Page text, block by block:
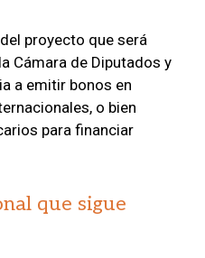
proyecto que será
Cámara de Diputados y
a emitir bonos en
o bien
para financiar
que sigue